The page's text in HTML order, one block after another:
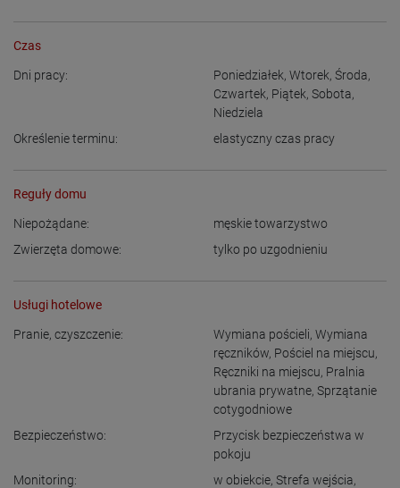
Czas
Dni pracy: Poniedziałek, Wtorek, Środa,
Czwartek, Piątek, Sobota,
Niedziela
Określenie terminu:
elastyczny czas pracy
Reguły domu
Niepożądane:
męskie towarzystwo
Zwierzęta domowe:
tylko po uzgodnieniu
Usługi hotelowe
Pranie, czyszczenie: Wymiana pościeli, Wymiana
ręczników, Pościel na miejscu,
Ręczniki na miejscu, Pralnia
ubrania prywatne, Sprzątanie
cotygodniowe
Bezpieczeństwo:
Przycisk bezpieczeństwa w
pokoju
Monitoring:
w obiekcie, Strefa wejścia,